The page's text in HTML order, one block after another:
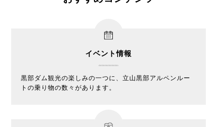
イベント情報
黒部ダム観光の楽しみの一つに、立山黒部アルペンルー
トの乗り物の数々があります。